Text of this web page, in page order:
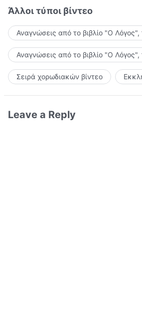
Άλλοι τύποι βίντεο
Αναγνώσεις από το βιβλίο "Ο
Αναγνώσεις από το βιβλίο "Ο
Σειρά χορωδιακών βίντεο
Leave a Reply